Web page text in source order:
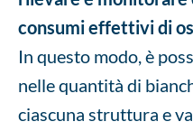
consumi effettivi di
In questo modo, è
nelle quantità di
ciascuna struttura e